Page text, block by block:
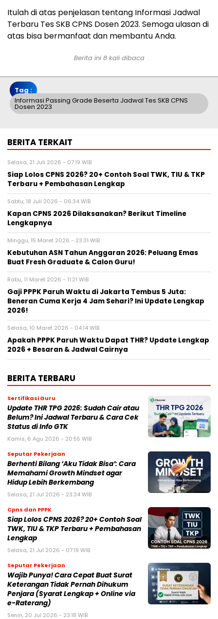
Itulah di atas penjelasan tentang Informasi Jadwal
Terbaru Tes SKB CPNS Dosen 2023. Semoga ulasan di
atas bisa bermanfaat dan membantu Anda.
Berita ini 8 kali dibaca
Tag :
Informasi Passing Grade Beserta Jadwal Tes SKB CPNS
Dosen 2023
BERITA TERKAIT
Selasa, 21 Juli 2026 - 07:19 WIB
Siap Lolos CPNS 2026? 20+ Contoh Soal TWK, TIU & TKP
Terbaru + Pembahasan Lengkap
Sabtu, 18 Juli 2026 - 06:34 WIB
Kapan CPNS 2026 Dilaksanakan? Berikut Timeline
Lengkapnya
Minggu, 15 Maret 2026 - 23:31 WIB
Kebutuhan ASN Tahun Anggaran 2026: Peluang Emas
Buat Fresh Graduate & Calon Guru!
Rabu, 11 Maret 2026 - 11:21 WIB
Gaji PPPK Paruh Waktu di Jakarta Tembus 5 Juta:
Beneran Cuma Kerja 4 Jam Sehari? Ini Update Lengkap
2026!
Selasa, 10 Maret 2026 - 04:14 WIB
Apakah PPPK Paruh Waktu Dapat THR? Update Lengkap
2026 + Besaran & Jadwal Cairnya
BERITA TERBARU
Sertifikasi Guru
Update THR TPG 2026: Sudah Cair atau
Belum? Ini Jadwal Terbaru & Cara Cek
Status di Info GTK
Kamis, 6 Agu 2026 - 20:55 WIB
Seputar Pekerjaan
Berhenti Bilang ‘Aku Tidak Bisa’: Cara
Memahami Growth Mindset agar
Hidup Lebih Berkembang
Selasa, 21 Jul 2026 - 23:34 WIB
Cpns dan PPPK
Siap Lolos CPNS 2026? 20+ Contoh Soal
TWK, TIU & TKP Terbaru + Pembahasan
Lengkap
Selasa, 21 Jul 2026 - 07:19 WIB
Seputar Pekerjaan
Wajib Punya! Cara Cepat Buat Surat
Keterangan Tidak Pernah Dihukum
Penjara (Syarat Lengkap + Online via
e-Raterang)
Senin, 20 Jul 2026 - 23:18 WIB